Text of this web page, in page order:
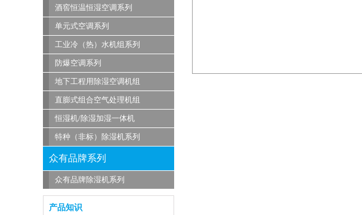
酒窖恒温恒湿空调系列
单元式空调系列
工业冷（热）水机组系列
防爆空调系列
地下工程用除湿空调机组
直膨式组合空气处理机组
恒湿机/除湿加湿一体机
特种（非标）除湿机系列
众有品牌系列
众有品牌除湿机系列
产品知识